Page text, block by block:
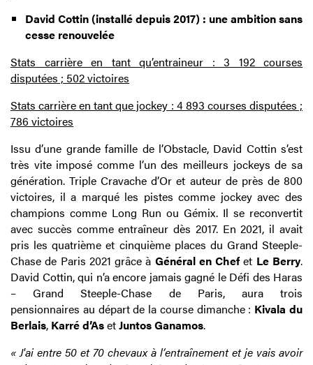
David Cottin (installé depuis 2017) : une ambition sans
cesse renouvelée
Stats carrière en tant qu’entraineur : 3 192 courses
disputées ; 502 victoires
Stats carrière en tant que jockey : 4 893 courses disputées ;
786 victoires
Issu d’une grande famille de l’Obstacle, David Cottin s’est
très vite imposé comme l’un des meilleurs jockeys de sa
génération. Triple Cravache d’Or et auteur de près de 800
victoires, il a marqué les pistes comme jockey avec des
champions comme Long Run ou Gémix. Il se reconvertit
avec succès comme entraîneur dès 2017. En 2021, il avait
pris les quatrième et cinquième places du Grand Steeple-
Chase de Paris 2021 grâce à Général en Chef et Le Berry.
David Cottin, qui n’a encore jamais gagné le Défi des Haras
– Grand Steeple-Chase de Paris, aura trois
pensionnaires au départ de la course dimanche : Kivala du
Berlais, Karré d’AsetJuntos Ganamos.
« J'ai entre 50 et 70 chevaux à l’entraînement et je vais avoir